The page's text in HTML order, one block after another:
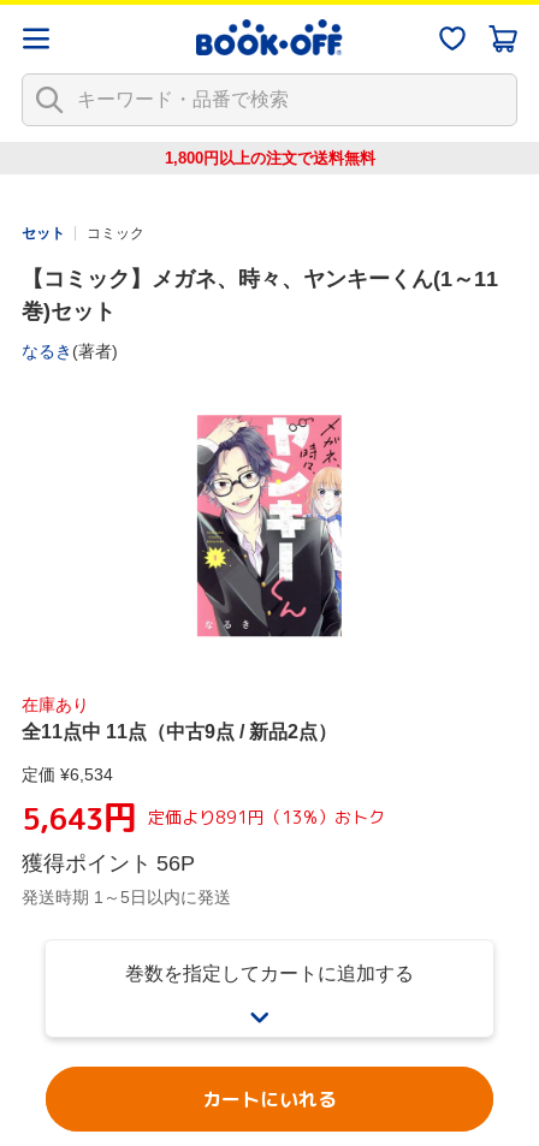
1,800円以上の注文で送料無料
セット コミック
【コミック】メガネ、時々、ヤンキーくん(1～11
巻)セット
なるき (著者)
在庫あり
全11点中 11点（中古9点 / 新品2点）
定価 ¥6,534
5,643円 定価より891 円 （ 13%） おトク
獲得ポイント 56P
発送時期 1～5日以内に発送
巻数を指定してカートに追加する
カートにいれる